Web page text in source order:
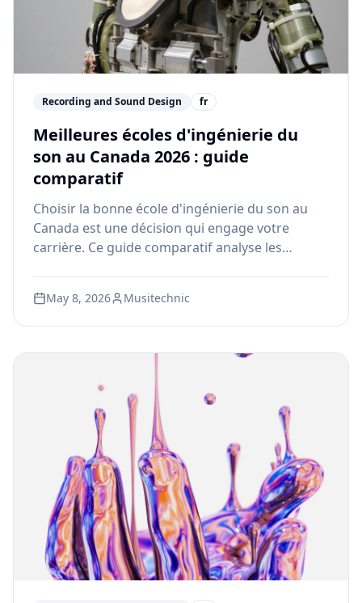
Recording and Sound Design fr
Meilleures écoles d'ingénierie du
son au Canada 2026 : guide
comparatif
Choisir la bonne école d'ingénierie du son au
Canada est une décision qui engage votre
carrière. Ce guide comparatif analyse les
principales écoles canadiennes.
May 8, 2026 Musitechnic